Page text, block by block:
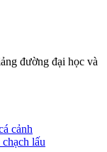
đường đại học và
cảnh
lấu